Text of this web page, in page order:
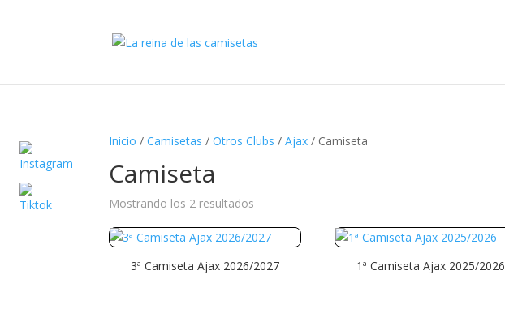
Inicio /Camisetas /Otros Clubs /Ajax / Camiseta
Camiseta
Mostrando los 2 resultados
precio:
alto
3ª Camiseta Ajax 2026/2027 1ª Camiseta Ajax 2025/2026